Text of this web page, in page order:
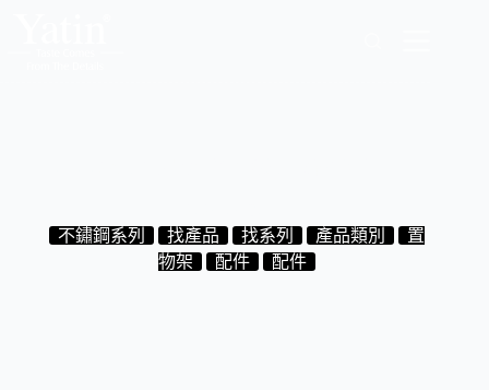
不鏽鋼系列
找產品 找系列 產品類別
置
物架
配件 配件